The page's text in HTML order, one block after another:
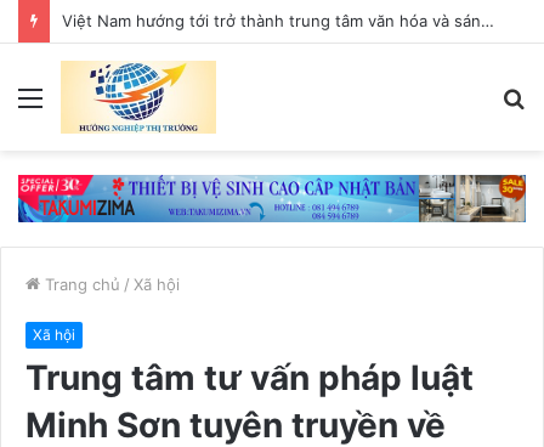
Việt Nam hướng tới trở thành trung tâm văn hóa và sáng tạo hàng đầu khu vực
Trang chủ / Xã hội
Xã hội
Trung tâm tư vấn pháp luật
Minh Sơn tuyên truyền về